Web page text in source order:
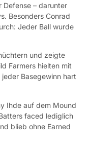
– darunter
Besonders Conrad
Jeder Ball wurde
und zeigte
Farmers hielten mit
Basegewinn hart
Ihde auf dem Mound
faced lediglich
blieb ohne Earned